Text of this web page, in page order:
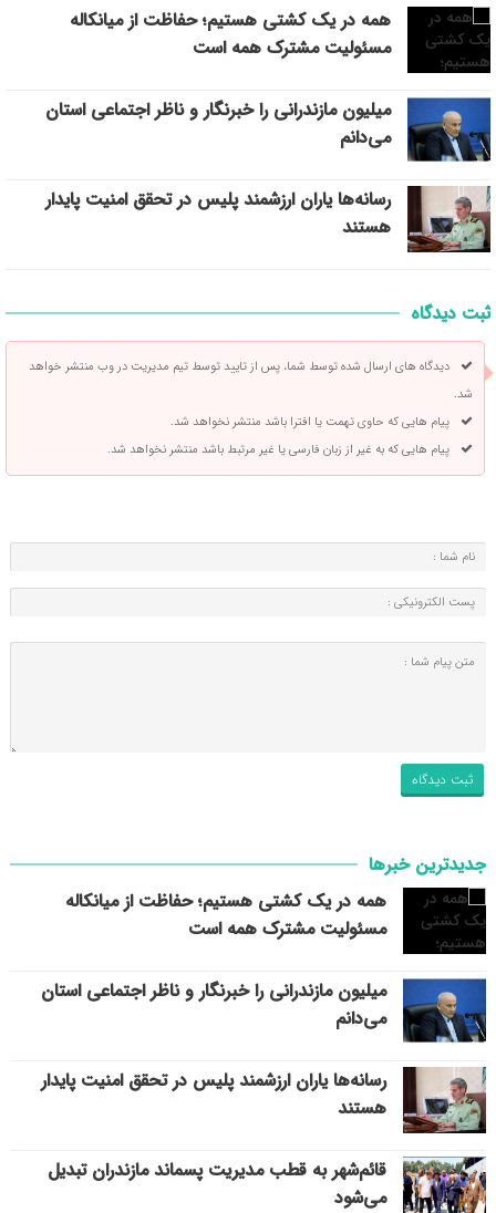
همه در یک کشتی هستیم؛ حفاظت از میانکاله
مسئولیت مشترک همه است
میلیون مازندرانی را خبرنگار و ناظر اجتماعی استان
می‌دانم
رسانه‌ها یاران ارزشمند پلیس در تحقق امنیت پایدار
هستند
ثبت دیدگاه
دیدگاه های ارسال شده توسط شما، پس از تایید توسط تیم مدیریت در وب منتشر خواهد
شد.
پیام هایی که حاوی تهمت یا افترا باشد منتشر نخواهد شد.
پیام هایی که به غیر از زبان فارسی یا غیر مرتبط باشد منتشر نخواهد شد.
جدیدترین خبرها
همه در یک کشتی هستیم؛ حفاظت از میانکاله
مسئولیت مشترک همه است
میلیون مازندرانی را خبرنگار و ناظر اجتماعی استان
می‌دانم
رسانه‌ها یاران ارزشمند پلیس در تحقق امنیت پایدار
هستند
قائم‌شهر به قطب مدیریت پسماند مازندران تبدیل
می‌شود